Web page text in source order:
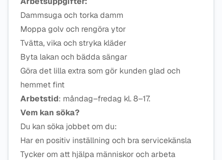
Dammsuga och torka damm
Moppa golv och rengöra ytor
Tvätta, vika och stryka kläder
Byta lakan och bädda sängar
Göra det lilla extra som gör kunden glad och
hemmet fint
Arbetstid: måndag–fredag kl. 8–17.
Vem kan söka?
Du kan söka jobbet om du:
Har en positiv inställning och bra servicekänsla
Tycker om att hjälpa människor och arbeta